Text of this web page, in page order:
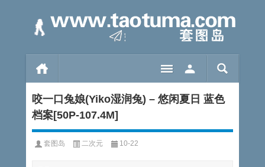
咬一口兔娘(Yiko湿润兔) – 悠闲夏日 蓝色
档案[50P-107.4M]
套图岛 二次元 10-22